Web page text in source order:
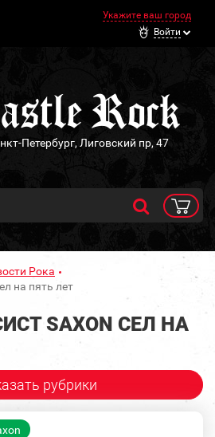
Укажите ваш город
Войти
Петербург, Лиговский пр, 47
Рока
на пять лет
SAXON СЕЛ НА
рубрики